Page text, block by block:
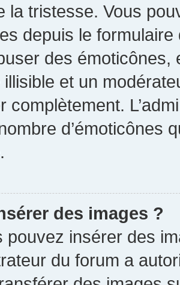
la tristesse. Vous
depuis le
des
et un
complètement.
d’émoticônes
des images ?
pouvez insérer des
du forum a